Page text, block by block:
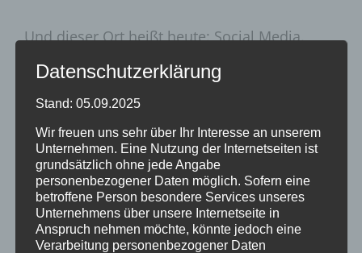
Und dieser Ort heißt heute: Social Media.
Genau hier entscheidet sich, ob dein Betrieb
gebucht wird – oder übersehen.
Deine Bühne, deine Story
Instagram, Facebook, TikTok, YouTube & Co.
gehören längst zur täglichen Routine deiner
Zielgruppe. Gäste inspirieren sich online. Sie
Datenschutzerklärung
Stand: 05.09.2025
Wir freuen uns sehr über Ihr Interesse an unserem
Unternehmen. Eine Nutzung der Internetseiten ist
grundsätzlich ohne jede Angabe
personenbezogener Daten möglich. Sofern eine
betroffene Person besondere Services unseres
Unternehmens über unsere Internetseite in
Anspruch nehmen möchte, könnte jedoch eine
Verarbeitung personenbezogener Daten